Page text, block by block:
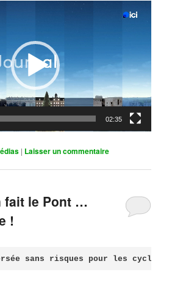
02:35
| Laisser un commentaire
fait le Pont …
!
sans risques pour les